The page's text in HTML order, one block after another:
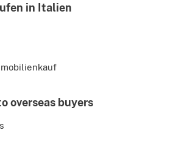
in Italien
overseas buyers